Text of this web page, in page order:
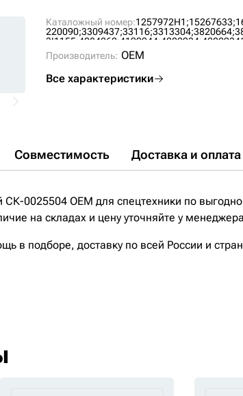
Каталожный номер:1257972H1;15267633;
220090;3309437;33116;3313304;3820664;
3I1155; 4084262; 4199944; 4202934;
600-311-3510;
600-311-7110;
600-311-7152;600-319-3310;
FC5707;FF202;FF5346;FFP550202;
Производитель: OEM
Все характеристики
Совместимость Доставка и оплата
0025504 OEM для спецтехники по
на складах и цену уточняйте у
в подборе, доставку по всей России и